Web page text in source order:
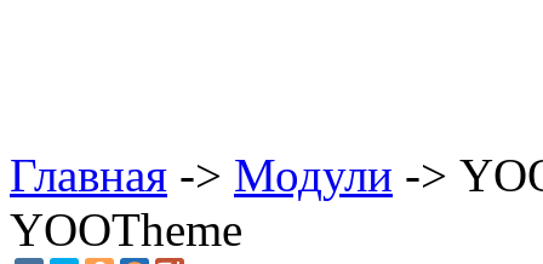
Главная -> Модули ->
YOOTheme